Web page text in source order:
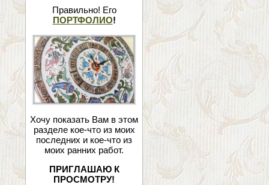
Правильно! Его
ПОРТФОЛИО!
Хочу показать Вам в этом
разделе кое-что из моих
последних и кое-что из
моих ранних работ.
ПРИГЛАШАЮ К
ПРОСМОТРУ!